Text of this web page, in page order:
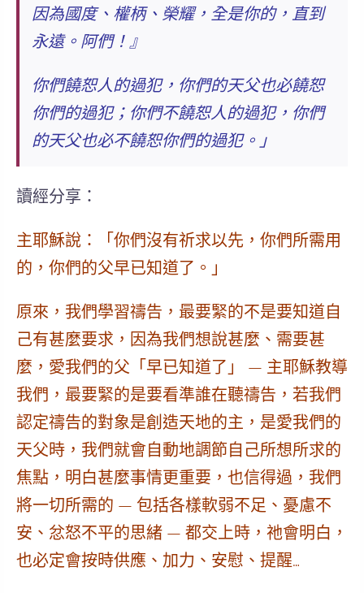
因為國度、權柄、榮耀，全是你的，直到
永遠。 阿們！』
你們饒恕人的過犯，你們的天父也必饒恕
你們的過犯；你們不饒恕人的過犯，你們
的天父也必不饒恕你們的過犯。」
讀經分享：
主耶穌說：「你們沒有祈求以先，你們所需用
的，你們的父早已知道了。」
原來，我們學習禱告，最要緊的不是要知道自
己有甚麼要求，因為我們想說甚麼、需要甚
麼，愛我們的父「早已知道了」 — 主耶穌教導
我們， 最要緊的是要看準誰在聽禱告 ，若我們
認定禱告的對象是創造天地的主，是愛我們的
天父時， 我們就會自動地調節自己所想所求的
焦點，明白甚麼事情更重要，也信得過，我們
將一切所需的 — 包括各樣軟弱不足、憂慮不
安、忿怒不平的思緒 — 都交上時， 祂會明白，
也必定會按時供應、加力、安慰、提醒…